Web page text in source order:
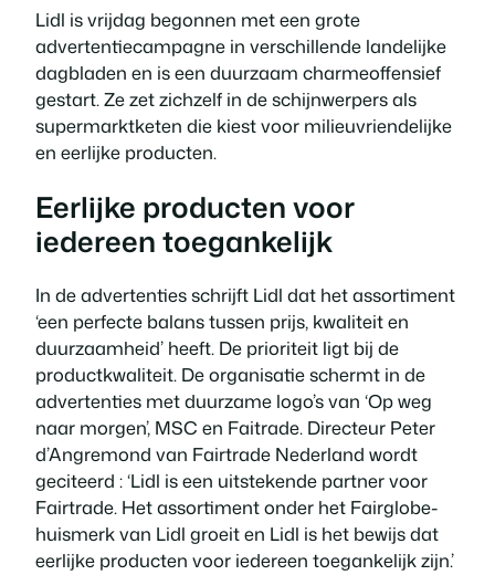
Lidl is vrijdag begonnen met een grote
advertentiecampagne in verschillende landelijke
dagbladen en is een duurzaam charmeoffensief
gestart. Ze zet zichzelf in de schijnwerpers als
supermarktketen die kiest voor milieuvriendelijke
en eerlijke producten.
Eerlijke producten voor
iedereen toegankelijk
In de advertenties schrijft Lidl dat het assortiment
‘een perfecte balans tussen prijs, kwaliteit en
duurzaamheid’ heeft. De prioriteit ligt bij de
productkwaliteit. De organisatie schermt in de
advertenties met duurzame logo’s van ‘Op weg
naar morgen’, MSC en Faitrade. Directeur Peter
d’Angremond van Fairtrade Nederland wordt
geciteerd : ‘Lidl is een uitstekende partner voor
Fairtrade. Het assortiment onder het Fairglobe-
huismerk van Lidl groeit en Lidl is het bewijs dat
eerlijke producten voor iedereen toegankelijk zijn.’